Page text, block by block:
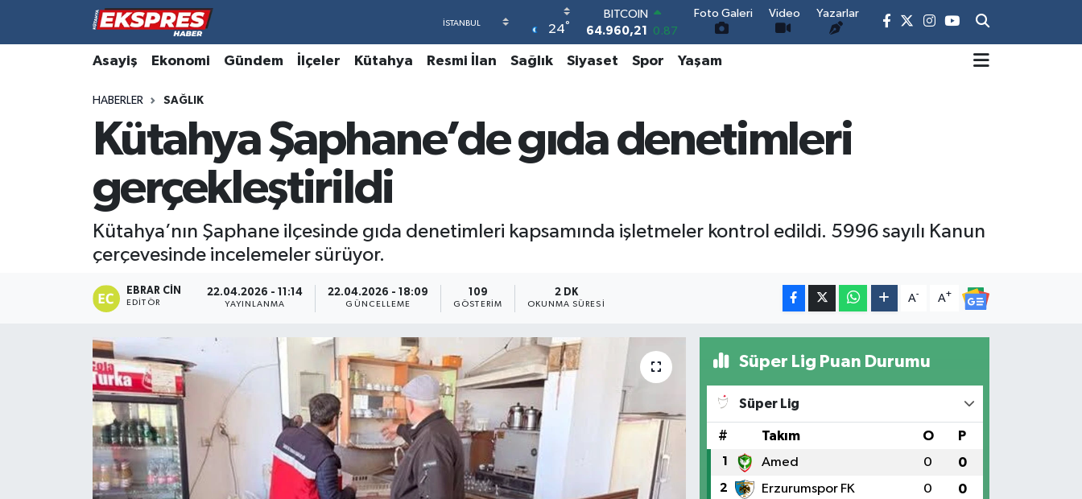
24°
DOLAR
47,7436
0.18
EURO
55,2510 0.32
6660.55
0.03
BİST100
Foto Galeri Video Yazarlar
Asayiş Ekonomi Gündem İlçeler Kütahya Resmi İlan Sağlık Siyaset Spor Yaşam
HABERLER SAĞLIK
Kütahya Şaphane’de gıda denetimleri
gerçekleştirildi
Kütahya’nın Şaphane ilçesinde gıda denetimleri kapsamında işletmeler kontrol edildi. 5996 sayılı Kanun
çerçevesinde incelemeler sürüyor.
EBRAR CIN
EDITÖR
22.04.2026 - 11:14
YAYINLANMA
22.04.2026 - 18:09
GÜNCELLEME
109
GÖSTERIM
2 DK
OKUNMA SÜRESI
A- A+
Süper Lig Puan Durumu
Süper Lig
# Takım O P
1 Amed 0 0
2 Erzurumspor FK 0 0
Altıntaş
Aslanapa
Biyografiler
Çavdarhisar
Domaniç
Dumlupınar
Ekonomi
Hava Durumu
Trafik Durumu
Süper Lig Puan Durumu ve Fikstür
Tüm Manşetler
Son Dakika Haberleri
Haber Arşivi